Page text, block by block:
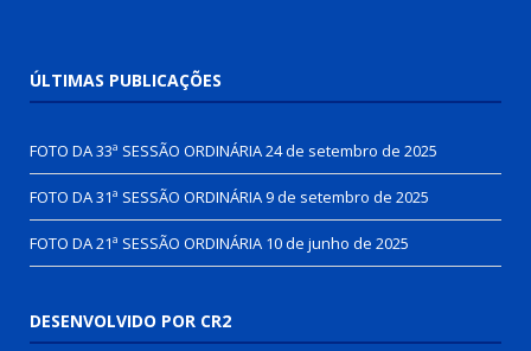
ÚLTIMAS PUBLICAÇÕES
FOTO DA 33ª SESSÃO ORDINÁRIA24 de setembro de 2025
FOTO DA 31ª SESSÃO ORDINÁRIA9 de setembro de 2025
FOTO DA 21ª SESSÃO ORDINÁRIA 10 de junho de 2025
DESENVOLVIDO POR CR2